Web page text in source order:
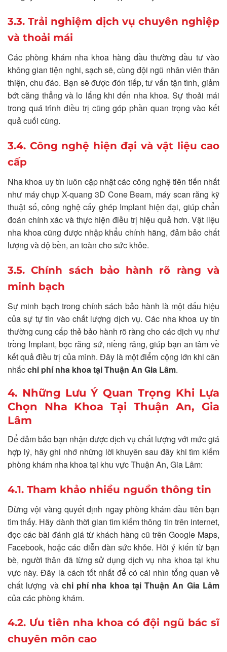
3.3. Trải nghiệm dịch vụ chuyên nghiệp
và thoải mái
Các phòng khám nha khoa hàng đầu thường đầu tư vào
không gian tiện nghi, sạch sẽ, cùng đội ngũ nhân viên thân
thiện, chu đáo. Bạn sẽ được đón tiếp, tư vấn tận tình, giảm
bớt căng thẳng và lo lắng khi đến nha khoa. Sự thoải mái
trong quá trình điều trị cũng góp phần quan trọng vào kết
quả cuối cùng.
3.4. Công nghệ hiện đại và vật liệu cao
cấp
Nha khoa uy tín luôn cập nhật các công nghệ tiên tiến nhất
như máy chụp X-quang 3D Cone Beam, máy scan răng kỹ
thuật số, công nghệ cấy ghép Implant hiện đại, giúp chẩn
đoán chính xác và thực hiện điều trị hiệu quả hơn. Vật liệu
nha khoa cũng được nhập khẩu chính hãng, đảm bảo chất
lượng và độ bền, an toàn cho sức khỏe.
3.5. Chính sách bảo hành rõ ràng và
minh bạch
Sự minh bạch trong chính sách bảo hành là một dấu hiệu
của sự tự tin vào chất lượng dịch vụ. Các nha khoa uy tín
thường cung cấp thẻ bảo hành rõ ràng cho các dịch vụ như
trồng Implant, bọc răng sứ, niềng răng, giúp bạn an tâm về
kết quả điều trị của mình. Đây là một điểm cộng lớn khi cân
nhắcchi phí nha khoa tại Thuận An Gia Lâm.
4. Những Lưu Ý Quan Trọng Khi Lựa
Chọn Nha Khoa Tại Thuận An, Gia
Lâm
Để đảm bảo bạn nhận được dịch vụ chất lượng với mức giá
hợp lý, hãy ghi nhớ những lời khuyên sau đây khi tìm kiếm
phòng khám nha khoa tại khu vực Thuận An, Gia Lâm:
4.1. Tham khảo nhiều nguồn thông tin
Đừng vội vàng quyết định ngay phòng khám đầu tiên bạn
tìm thấy. Hãy dành thời gian tìm kiếm thông tin trên internet,
đọc các bài đánh giá từ khách hàng cũ trên Google Maps,
Facebook, hoặc các diễn đàn sức khỏe. Hỏi ý kiến từ bạn
bè, người thân đã từng sử dụng dịch vụ nha khoa tại khu
vực này. Đây là cách tốt nhất để có cái nhìn tổng quan về
chất lượng và chi phí nha khoa tại Thuận An Gia Lâm
của các phòng khám.
4.2. Ưu tiên nha khoa có đội ngũ bác sĩ
chuyên môn cao